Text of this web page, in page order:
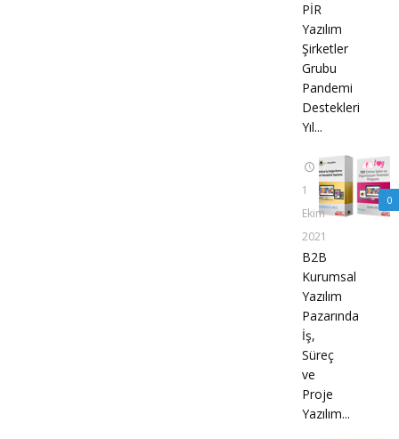
PİR
Yazılım
Şirketler
Grubu
Pandemi
Destekleri
Yıl...
0
1
Ekim
2021
B2B
Kurumsal
Yazılım
Pazarında
İş,
Süreç
ve
Proje
Yazılım...